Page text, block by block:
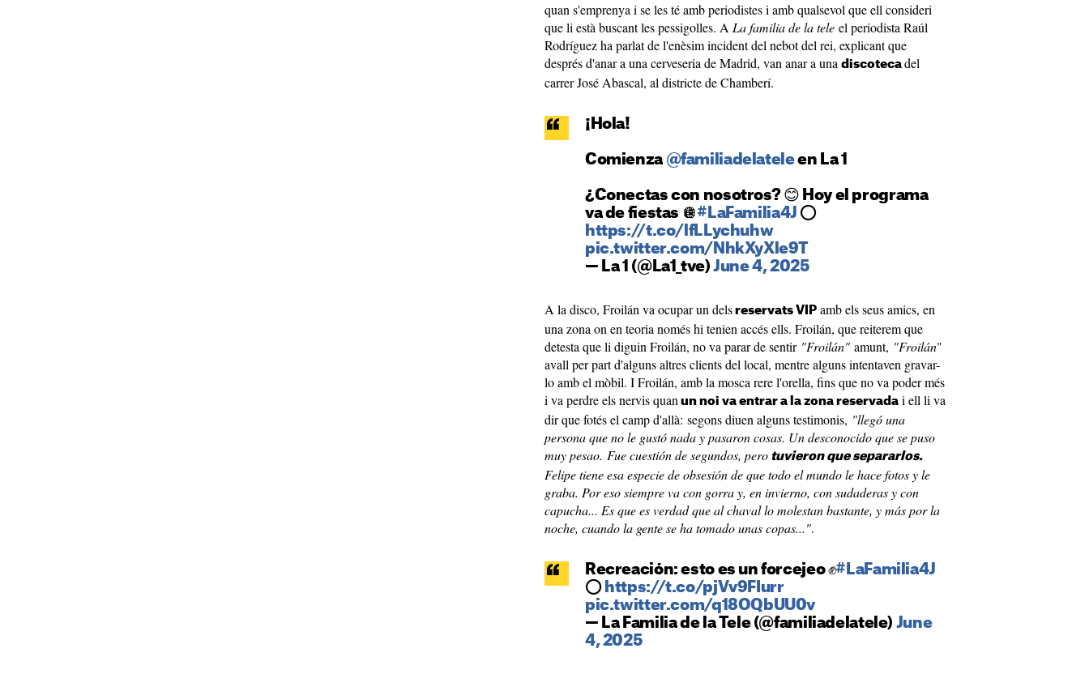
quan s'emprenya i se les té amb periodistes i amb qualsevol que ell consideri
que li està buscant les pessigolles. A La familia de la tele el periodista Raúl
Rodríguez ha parlat de l'enèsim incident del nebot del rei, explicant que
després d'anar a una cerveseria de Madrid, van anar a una discoteca del
carrer José Abascal, al districte de Chamberí.
¡Hola!
Comienza @familiadelateleen La 1
¿Conectas con nosotros? 😊 Hoy el programa
va de fiestas 🪩#LaFamilia4J ⭕️
https://t.co/lfLLychuhw
pic.twitter.com/NhkXyXle9T
— La 1 (@La1_tve)June 4, 2025
A la disco, Froilán va ocupar un dels reservats VIP amb els seus amics, en
una zona on en teoria només hi tenien accés ells. Froilán, que reiterem que
detesta que li diguin Froilán, no va parar de sentir "Froilán" amunt, "Froilán"
avall per part d'alguns altres clients del local, mentre alguns intentaven gravar-
lo amb el mòbil. I Froilán, amb la mosca rere l'orella, fins que no va poder més
i va perdre els nervis quan un noi va entrar a la zona reservada i ell li va
dir que fotés el camp d'allà: segons diuen alguns testimonis, "llegó una
persona que no le gustó nada y pasaron cosas. Un desconocido que se puso
muy pesao. Fue cuestión de segundos, pero tuvieron que separarlos.
Felipe tiene esa especie de obsesión de que todo el mundo le hace fotos y le
graba. Por eso siempre va con gorra y, en invierno, con sudaderas y con
capucha... Es que es verdad que al chaval lo molestan bastante, y más por la
noche, cuando la gente se ha tomado unas copas...".
Recreación: esto es un forcejeo ✊#LaFamilia4J
⭕️ https://t.co/pjVv9FIurr
pic.twitter.com/q18OQbUU0v
— La Familia de la Tele (@familiadelatele) June
4, 2025